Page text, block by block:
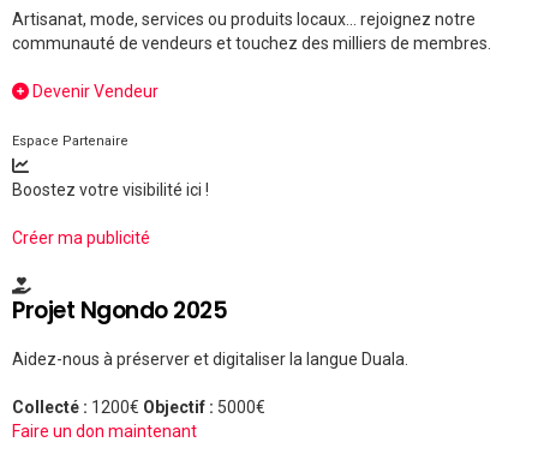
Artisanat, mode, services ou produits locaux... rejoignez notre
communauté de vendeurs et touchez des milliers de membres.
Devenir Vendeur
Espace Partenaire
Boostez votre visibilité ici !
Créer ma publicité
Projet Ngondo 2025
Aidez-nous à préserver et digitaliser la langue Duala.
Collecté : 1200€ Objectif : 5000€
Faire un don maintenant